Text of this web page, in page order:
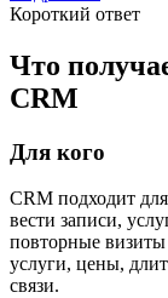
Короткий ответ
Что
CRM
Для кого
CRM подходит
вести записи,
повторные
услуги, цены,
связи.